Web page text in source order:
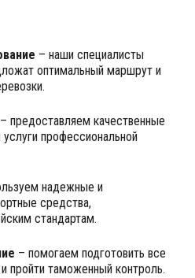
– наши специалисты
оптимальный маршрут и
– предоставляем качественные
профессиональной
надежные и
средства,
стандартам.
– помогаем подготовить все
пройти таможенный контроль.